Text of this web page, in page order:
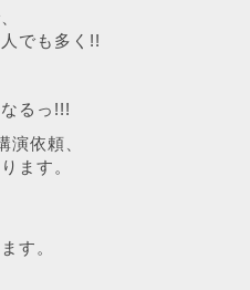
でも多く!!
るっ!!!
演依頼、
ます。
す。